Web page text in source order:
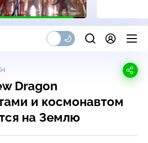
Dragon
и космонавтом
на Землю